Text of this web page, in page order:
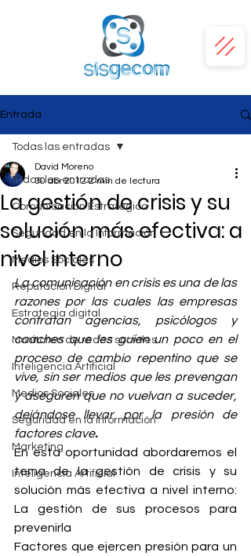
Entrada
Todas las entradas
Comunicación Estratégica
Seguridad en la Información
Medios Sociales
Reputación Digital
Estrategia digital
Monitoreo de redes sociales
Inteligencia Artificial
Medios Sociales
Seguridad en la información
Marketing
Inteligencia Artificial
Todas las entradas
La gestión de crisis y su
solución más efectiva: a
nivel interno
David Moreno
30 abr 2012 2 min de lectura
La comunicación en crisis es una de las
razones por las cuales las empresas
contratan agencias, psicólogos y
coaches que les guíen un poco en el
proceso de cambio repentino que se
vive, sin ser medios que les prevengan
y aseguren que no vuelvan a suceder,
dejándose llevar por la presión de
factores clave.
En esta oportunidad abordaremos el
tema de la gestión de crisis y su
solución más efectiva a nivel interno:
La gestión de sus procesos para
prevenirla
Factores que ejercen presión para un